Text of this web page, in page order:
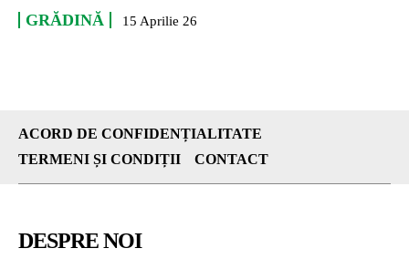
GRĂDINĂ 15 Aprilie 26
ACORD DE CONFIDENȚIALITATE
TERMENI ȘI CONDIȚII
CONTACT
DESPRE NOI